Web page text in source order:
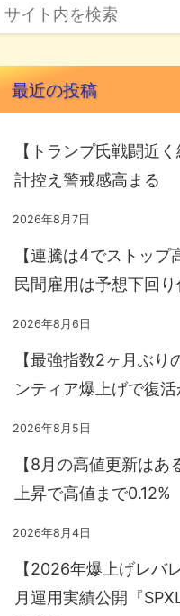
最近の投稿
【トランプ氏戦闘近
計控え警戒感高まる
2026年8月7日
【連騰は4でストップ
民間雇用は予想下回
2026年8月6日
【最強指数2ヶ月ぶり
ンティア爆上げで復活
2026年8月5日
【8月の高値更新は
上昇で高値まで0.12%
2026年8月4日
【2026年爆上げレバ
月運用実績公開『